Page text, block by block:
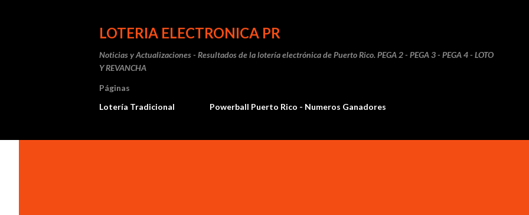
LOTERIA ELECTRONICA PR
Noticias y Actualizaciones - Resultados de la lotería electrónica de Puerto Rico. PEGA 2 - PEGA 3 - PEGA 4 - LOTO
Y REVANCHA
Páginas
Lotería Tradicional
Powerball Puerto Rico - Numeros Ganadores